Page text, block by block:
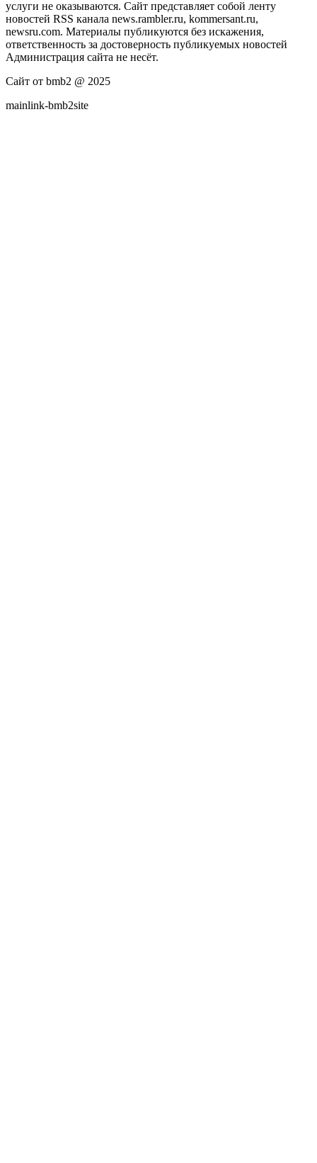
услуги не оказываются. Сайт представляет собой ленту
новостей RSS канала news.rambler.ru, kommersant.ru,
newsru.com. Материалы публикуются без искажения,
ответственность за достоверность публикуемых новостей
Администрация сайта не несёт.
Сайт от bmb2 @ 2025
mainlink-bmb2site